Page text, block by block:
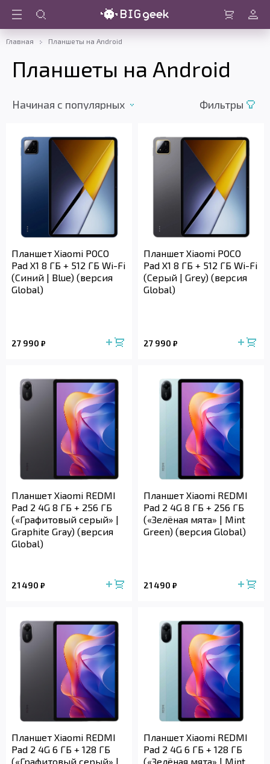
Войти
Главная Планшеты на Android
Планшеты на Android
Начиная c популярных Фильтры
Планшет Xiaomi POCO
Pad X1 8 ГБ + 512 ГБ Wi-Fi
(Синий | Blue) (версия
Global)
27 990 ₽
Планшет Xiaomi POCO
Pad X1 8 ГБ + 512 ГБ Wi-Fi
(Серый | Grey) (версия
Global)
27 990 ₽
Планшет Xiaomi REDMI
Pad 2 4G 8 ГБ + 256 ГБ
(«Графитовый серый» |
Graphite Gray) (версия
Global)
21 490 ₽
Планшет Xiaomi REDMI
Pad 2 4G 8 ГБ + 256 ГБ
(«Зелёная мята» | Mint
Green) (версия Global)
21 490 ₽
Планшет Xiaomi REDMI
Pad 2 4G 6 ГБ + 128 ГБ
(«Графитовый серый» |
Планшет Xiaomi REDMI
Pad 2 4G 6 ГБ + 128 ГБ
(«Зелёная мята» | Mint